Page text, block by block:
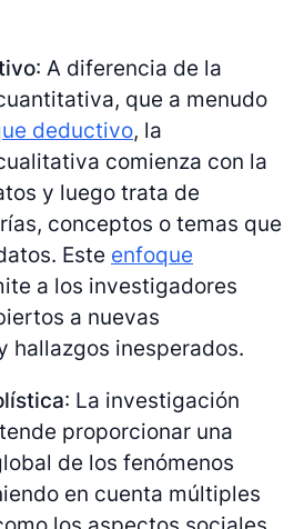
: A diferencia de la
que a menudo
deductivo, la
comienza con la
y luego trata de
conceptos o temas que
Este enfoque
a los investigadores
a nuevas
hallazgos inesperados.
: La investigación
proporcionar una
de los fenómenos
en cuenta múltiples